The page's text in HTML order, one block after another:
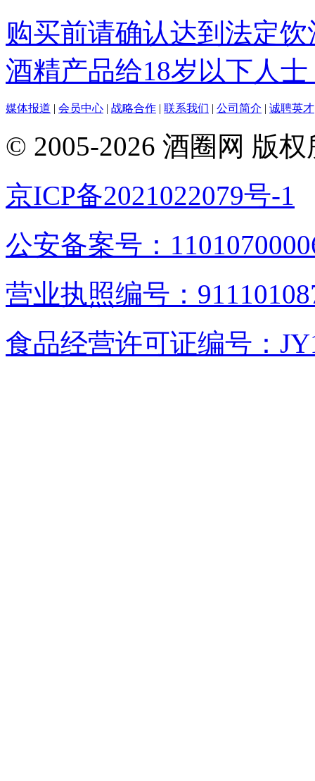
购买前请确认达到法定
酒精产品给18岁以下人士
媒体报道 | 会员中心 | 战略合作 | 联系我们 | 公司简介 | 诚聘英才
© 2005-2026 酒圈网 版
京ICP备2021022079号-1
公安备案号：
营业执照编号：
食品经营许可证编号：